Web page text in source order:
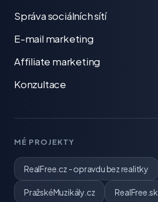
Správa sociálních sítí
E-mail marketing
Affiliate marketing
Konzultace
MÉ PROJEKTY
RealFree.cz - opravdu bez realitky
PražskéMuzikály.cz RealFree.sk